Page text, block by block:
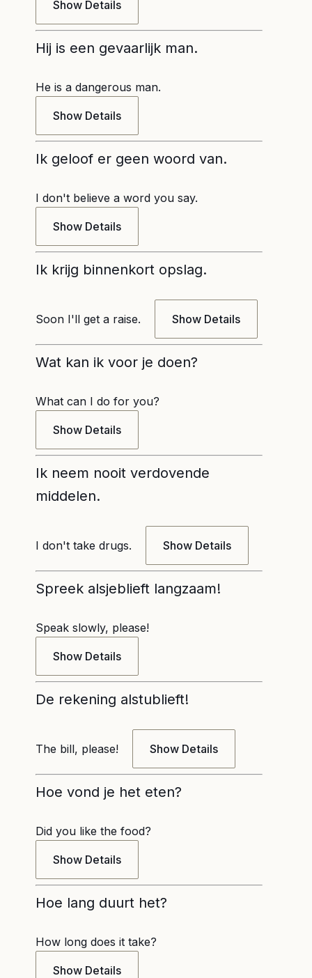
Show Details
Hij is een gevaarlijk man.
He is a dangerous man.
Show Details
Ik geloof er geen woord van.
I don't believe a word you say.
Show Details
Ik krijg binnenkort opslag.
Soon I'll get a raise. Show Details
Wat kan ik voor je doen?
What can I do for you?
Show Details
Ik neem nooit verdovende
middelen.
I don't take drugs. Show Details
Spreek alsjeblieft langzaam!
Speak slowly, please!
Show Details
De rekening alstublieft!
The bill, please! Show Details
Hoe vond je het eten?
Did you like the food?
Show Details
Hoe lang duurt het?
How long does it take?
Show Details